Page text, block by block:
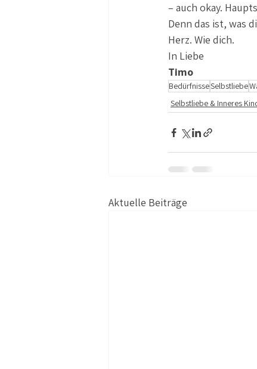
– auch okay.
Denn das ist, was
Herz. Wie dich.
In Liebe
Timo
BedürfnisseSelbstliebe
Selbstliebe & Inneres
Aktuelle Beiträge